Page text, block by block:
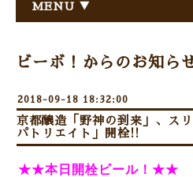
MENU ▼
ビーボ！からのお知ら
2018-09-18 18:32:00
京都醸造「野神の到来」、ス
パトリエイト」開栓!!
★★本日開栓ビール！★★